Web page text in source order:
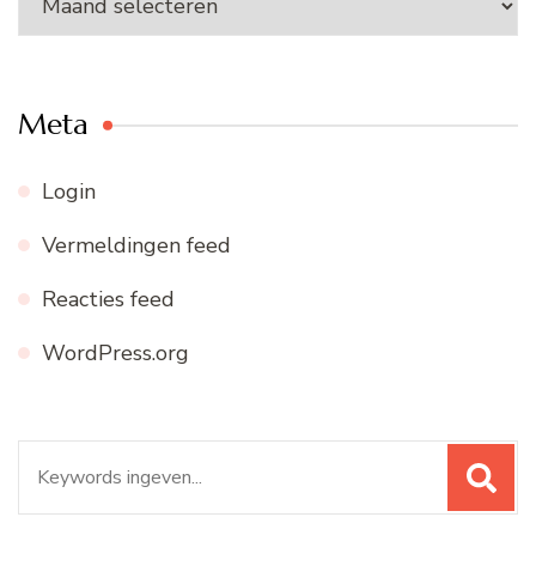
archief
Meta
Login
Vermeldingen feed
Reacties feed
WordPress.org
naar: